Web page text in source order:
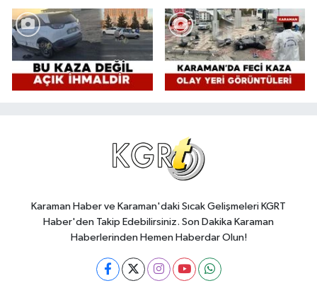
Karaman Haber ve Karaman'daki Sıcak Gelişmeleri KGRT
Haber'den Takip Edebilirsiniz. Son Dakika Karaman
Haberlerinden Hemen Haberdar Olun!